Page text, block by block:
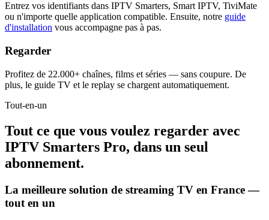
Entrez vos identifiants dans IPTV Smarters, Smart IPTV, TiviMate
ou n'importe quelle application compatible. Ensuite, notre guide
d'installation vous accompagne pas à pas.
Regarder
Profitez de 22.000+ chaînes, films et séries — sans coupure. De
plus, le guide TV et le replay se chargent automatiquement.
Tout-en-un
Tout ce que vous voulez regarder avec
IPTV Smarters Pro, dans un seul
abonnement.
La meilleure solution de streaming TV en France —
tout en un